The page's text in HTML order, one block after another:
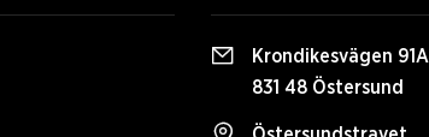
Krondikesvägen 91A
831 48 Östersund